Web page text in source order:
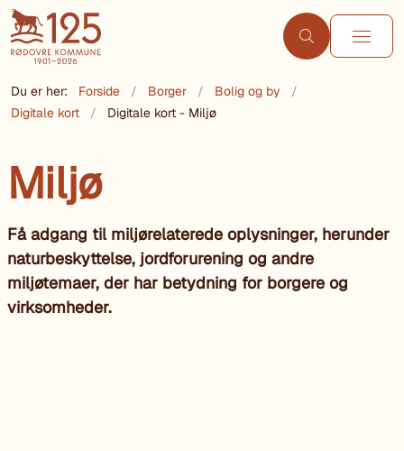
Du er her: Forside Borger
Bolig og by
Digitale kort
Digitale kort - Miljø
Miljø
Få adgang til miljørelaterede oplysninger, herunder
naturbeskyttelse, jordforurening og andre
miljøtemaer, der har betydning for borgere og
virksomheder.